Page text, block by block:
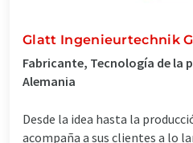
Glatt Ingenieurtechnik
Fabricante, Tecnología de la
Alemania
Desde la idea hasta la
acompaña a sus clientes a lo